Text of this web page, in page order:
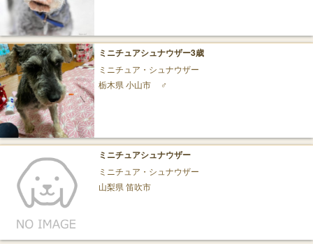
ミニチュアシュナウザー3歳
ミニチュア・シュナウザー
栃木県 小山市
♂
ミニチュアシュナウザー
ミニチュア・シュナウザー
山梨県 笛吹市